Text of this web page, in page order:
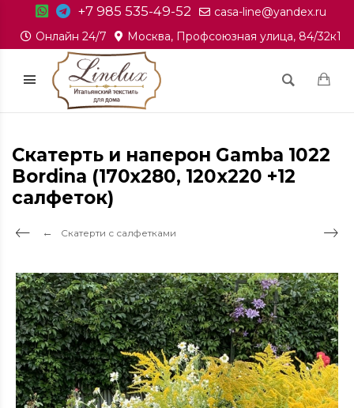
+7 985 535-49-52
casa-line@yandex.ru
Онлайн 24/7
Москва, Профсоюзная улица, 84/32к1
Скатерть и наперон Gamba 1022
Bordina (170х280, 120x220 +12
салфеток)
Скатерти с салфетками